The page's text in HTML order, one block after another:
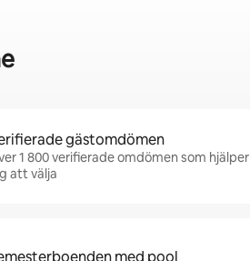
gästomdömen
1 800 verifierade omdömen som hjälper
att välja
med pool